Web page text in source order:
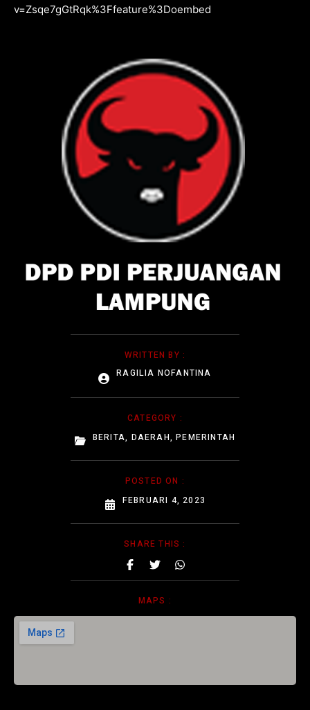
WRITTEN BY :
RAGILIA NOFANTINA
CATEGORY :
BERITA, DAERAH,PEMERINTAH
POSTED ON :
FEBRUARI 4, 2023
SHARE THIS :
MAPS :
v=Zsqe7gGtRqk%3Ffeature%3Doembed